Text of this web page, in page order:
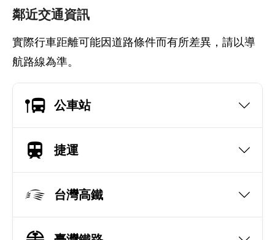
鄰近交通資訊
實際行車距離可能因道路條件而有所差異，請以導
航路線為準。
公車站
捷運
台灣高鐵